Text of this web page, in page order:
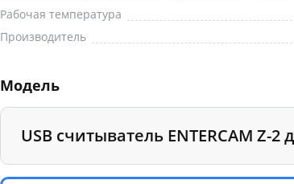
Рабочая температура
Производитель
Модель
USB считыватель ENTERCAM Z-2